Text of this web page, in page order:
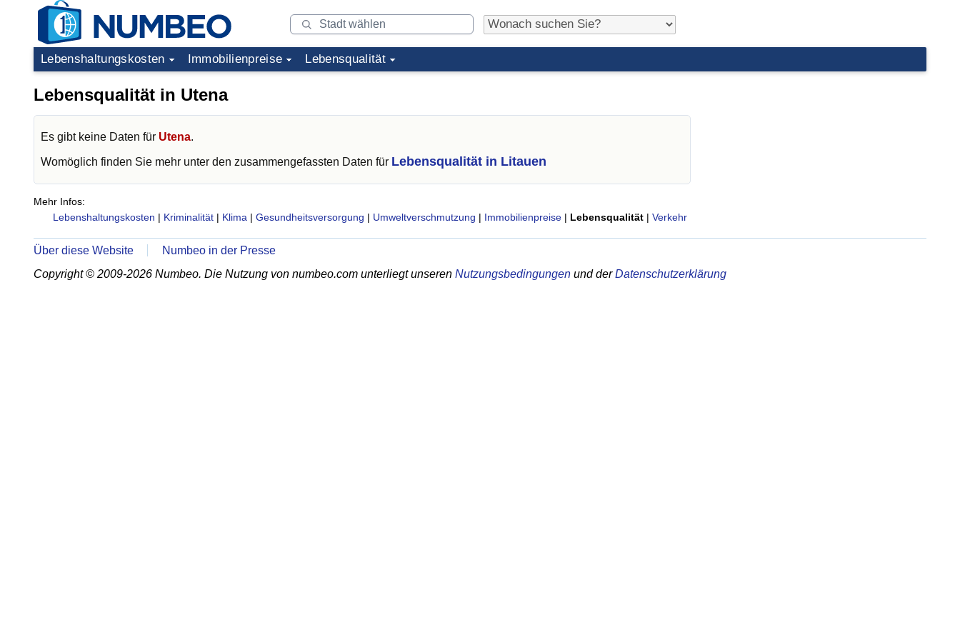
Lebenshaltungskosten Immobilienpreise Lebensqualität
Lebensqualität in Utena
Es gibt keine Daten für Utena.
Womöglich finden Sie mehr unter den zusammengefassten Daten für Lebensqualität in Litauen
Mehr Infos:
Lebenshaltungskosten | Kriminalität | Klima | Gesundheitsversorgung | Umweltverschmutzung | Immobilienpreise | Lebensqualität | Verkehr
Über diese Website
Numbeo in der Presse
Copyright © 2009-2026 Numbeo. Die Nutzung von numbeo.com unterliegt unseren Nutzungsbedingungen und derDatenschutzerklärung